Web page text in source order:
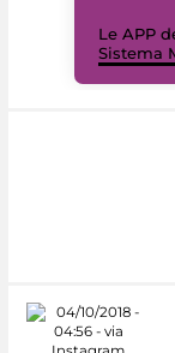
Le APP
Sistema